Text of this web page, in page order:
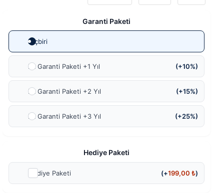
Garanti Paketi
Hiçbiri
Ek Garanti Paketi +1 Yıl (+10%)
Ek Garanti Paketi +2 Yıl (+15%)
Ek Garanti Paketi +3 Yıl (+25%)
Hediye Paketi
Hediye Paketi (+199,00₺)